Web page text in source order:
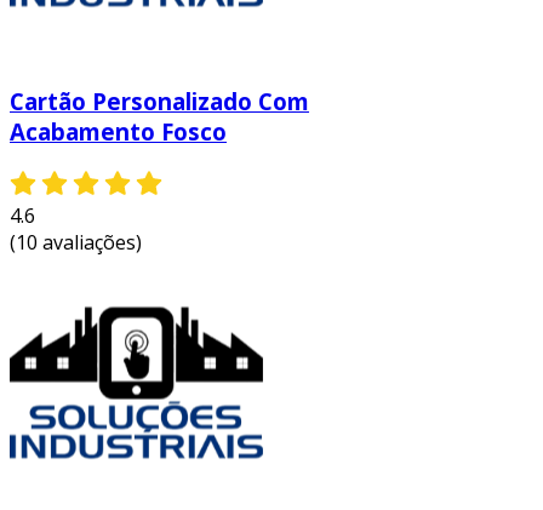
Cartão Personalizado Com
Acabamento Fosco
4.6
(10 avaliações)